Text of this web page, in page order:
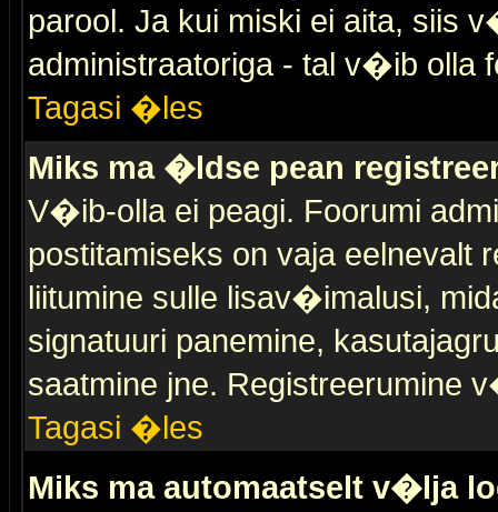
parool. Ja kui miski ei aita, siis
administraatoriga - tal v�ib olla
Tagasi �les
Miks ma �ldse pean
V�ib-olla ei peagi. Foorumi
postitamiseks on vaja eelnevalt
liitumine sulle lisav�imalusi,
signatuuri panemine,
saatmine jne. Registreerumine
Tagasi �les
Miks ma automaatselt v�lja